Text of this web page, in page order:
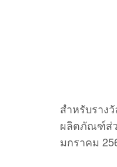
สำหรับราง
ผลิตภัณฑ์ส่ว
มกราคม